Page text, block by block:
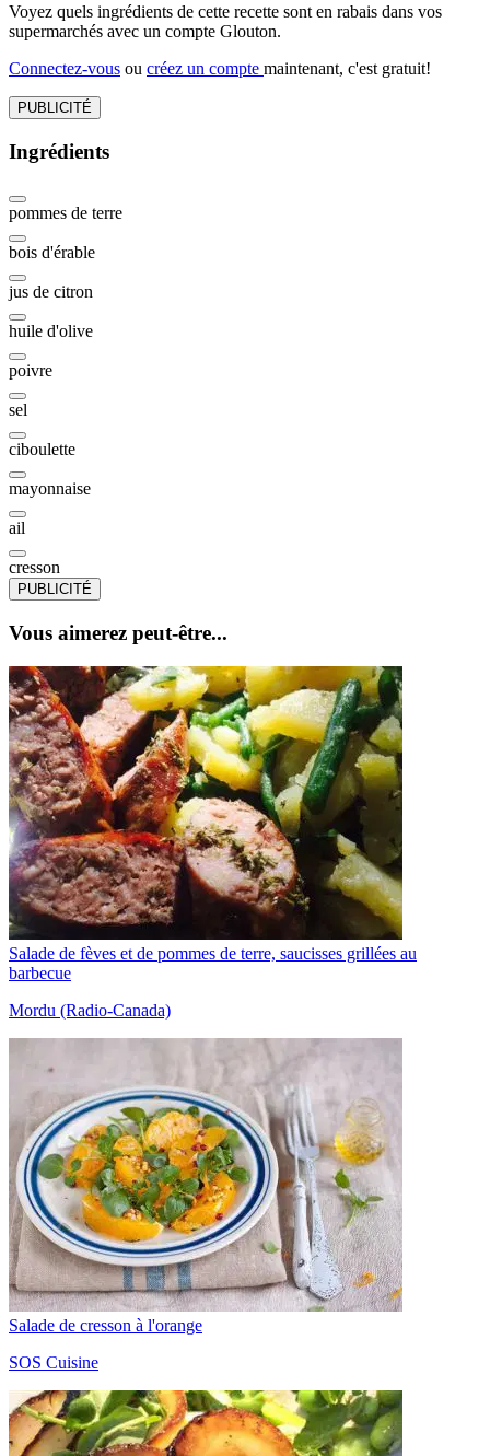
Voyez quels ingrédients de cette recette sont en rabais dans vos
supermarchés avec un compte Glouton.
Connectez-vous ou créez un compte maintenant, c'est gratuit!
PUBLICITÉ
Ingrédients
pommes de terre
bois d'érable
jus de citron
huile d'olive
poivre
sel
ciboulette
mayonnaise
ail
cresson
PUBLICITÉ
Vous aimerez peut-être...
Salade de fèves et de pommes de terre, saucisses grillées au
barbecue
Mordu (Radio-Canada)
Salade de cresson à l'orange
SOS Cuisine